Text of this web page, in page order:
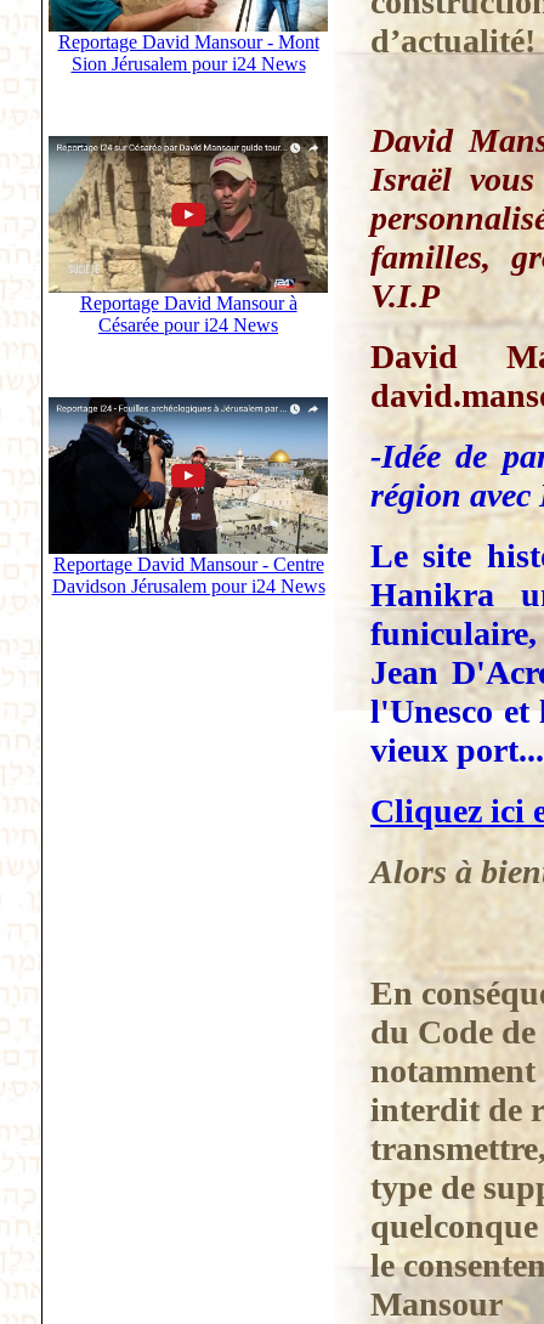
Reportage David Mansour - Mont
Sion Jérusalem pour i24 News
Reportage David Mansour à
Césarée pour i24 News
Reportage David Mansour - Centre
Davidson Jérusalem pour i24 News
d’actualité!
David
Israël
familles,
V.I.P
David
-Idée de
région
Le site
Hanikra
Jean
l'Unesco et
vieux port...
Cliquez ici
Alors à
En
du Code
notamment
interdit de
type de
le
Mansour